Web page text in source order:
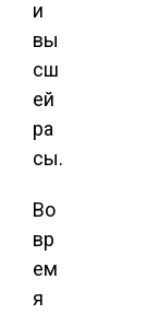
и
вы
сш
ей
ра
сы.
Во
вр
ем
я